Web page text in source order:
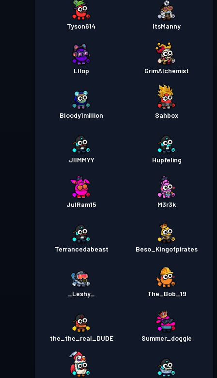
Tyson614 ItsManny
Lllop GrimAlchemist
Bloody1million Sahbox
JIIMMYY Hupfeling
JulRam15 M3r3k
Terrancedabeast Beso_Kingofpirates
_Leshy_ The_Bob_19
the_the_real_DUDE Summer_doggie